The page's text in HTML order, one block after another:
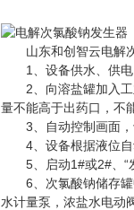
山东和创智云电解次
1、设备供水、供电
2、向溶盐罐加入工
量不能高于出药口，不
3、自动控制画面，
4、设备根据液位自
5、启动1#或2#、“
6、次氯酸钠储存罐
水计量泵，浓盐水电动